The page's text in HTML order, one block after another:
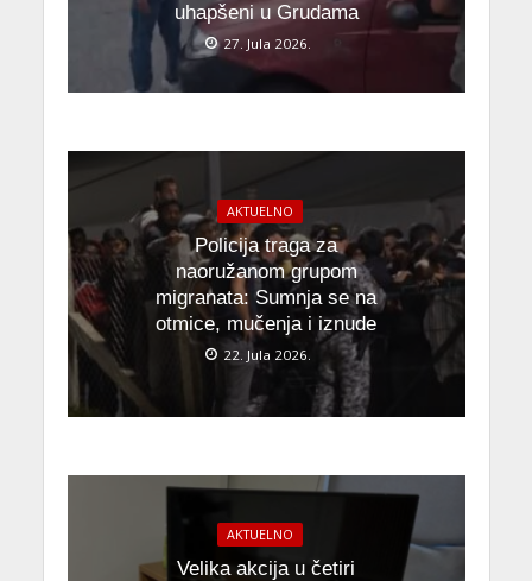
uhapšeni u Grudama
27. Jula 2026.
AKTUELNO
Policija traga za
naoružanom grupom
migranata: Sumnja se na
otmice, mučenja i iznude
22. Jula 2026.
AKTUELNO
Velika akcija u četiri